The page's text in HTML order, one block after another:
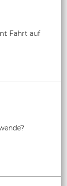
Fahrt auf